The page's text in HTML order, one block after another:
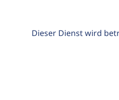
Dieser Dienst wird